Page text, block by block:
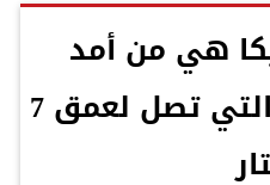
هي من أمد
إسرائيل بالقنابل التي تصل لعمق 7